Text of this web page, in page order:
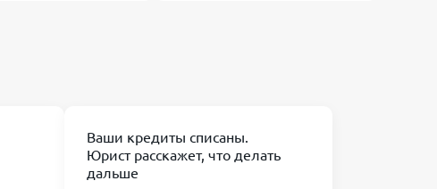
Ваши кредиты списаны.
Юрист расскажет, что делать
дальше